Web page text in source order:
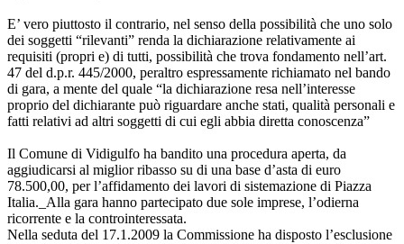
E’ vero piuttosto il contrario, nel senso della possibilità che uno solo
dei soggetti “rilevanti” renda la dichiarazione relativamente ai
requisiti (propri e) di tutti, possibilità che trova fondamento nell’art.
47 del d.p.r. 445/2000, peraltro espressamente richiamato nel bando
di gara, a mente del quale “la dichiarazione resa nell’interesse
proprio del dichiarante può riguardare anche stati, qualità personali e
fatti relativi ad altri soggetti di cui egli abbia diretta conoscenza”
Il Comune di Vidigulfo ha bandito una procedura aperta, da
aggiudicarsi al miglior ribasso su di una base d’asta di euro
78.500,00, per l’affidamento dei lavori di sistemazione di Piazza
Italia._Alla gara hanno partecipato due sole imprese, l’odierna
ricorrente e la controinteressata.
Nella seduta del 17.1.2009 la Commissione ha disposto l’esclusione